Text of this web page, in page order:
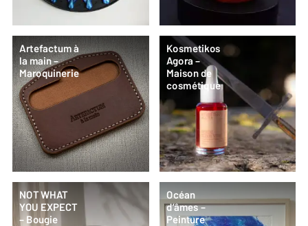
Artefactum à
la main –
Maroquinerie
Kosmetikos
Agora –
Maison de
cosmétique
NOT WHAT
YOU EXPECT
– Bougie
Océan
d’âmes –
Peinture